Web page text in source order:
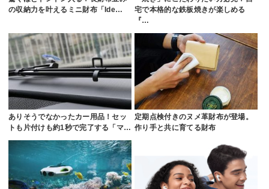
の収納力を叶えるミニ財布「Ide…
宅で本格的な鉄板焼きが楽しめる
『…
ありそうでなかったカー用品！セッ
トも片付けも約1秒で完了する「マ…
定期点検付きのヌメ革財布が登場。
作り手と共に育てる財布